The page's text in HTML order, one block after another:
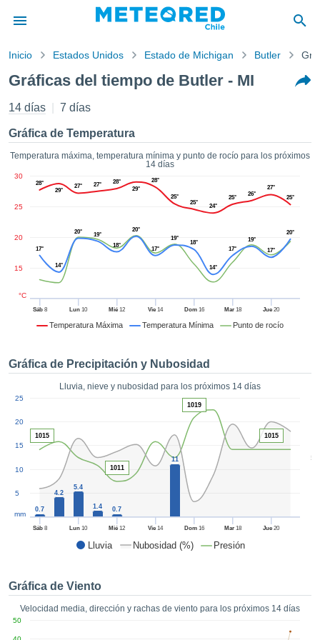
de
por
para
que la
que se
a este
y
forma
digital
basada
nuestra
coste.
el botón
a la
de todas
ya sean
nuestros
así como
un perfil
para
CONTINUAR
CONFIGURACIÓN
Inicio Estados Unidos Estado de Michigan Butler
Gráficas del tiempo de Butler - MI
14 días 7 días
Gráfica de Temperatura
Temperatura máxima, temperatura mínima y punto de rocío para los próximos
14 días
Temperatura Máxima Temperatura Mínima Punto de rocío
Sáb8 Lun 10 Mié 12 Vie 14 Dom16 Mar18 Jue 20
15
20
25
30
°C
28°
29°
27° 27°
28°
29°
28°
25°
25°
24°
25°
26°
27°
25°
17°
14°
20°
19°
18°
20°
17°
19°
18°
14°
17°
19°
17°
20°
Gráfica de Precipitación y Nubosidad
Lluvia, nieve y nubosidad para los próximos 14 días
Lluvia Nubosidad (%) Presión
50
Sáb8 Lun 10 Mié 12 Vie 14 Dom16 Mar18 Jue 20
5
10
15
20
25
mm
0.7
4.2
5.4
1.4 0.7
11
1015
1011
1019
1015
Gráfica de Viento
Velocidad media, dirección y rachas de viento para los próximos 14 días
50